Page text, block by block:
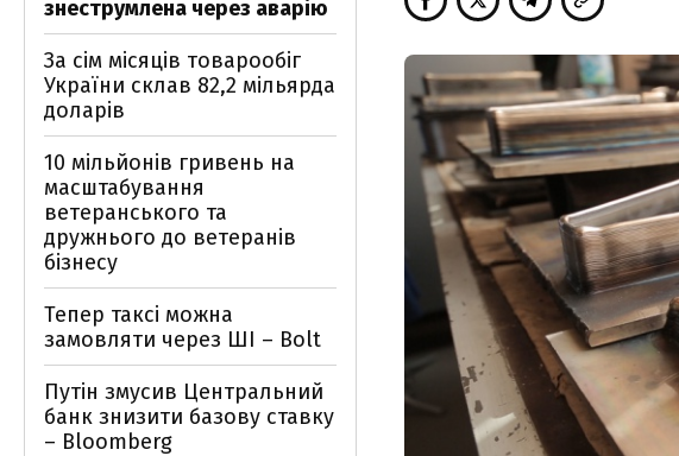
знеструмлена через аварію
За сім місяців товарообіг
України склав 82,2 мільярда
доларів
10 мільйонів гривень на
масштабування
ветеранського та
дружнього до ветеранів
бізнесу
Тепер таксі можна
замовляти через ШІ – Bolt
Путін змусив Центральний
банк знизити базову ставку
– Bloomberg